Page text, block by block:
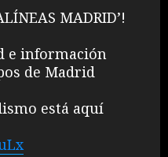
MADRID’!
e información
de Madrid
está aquí